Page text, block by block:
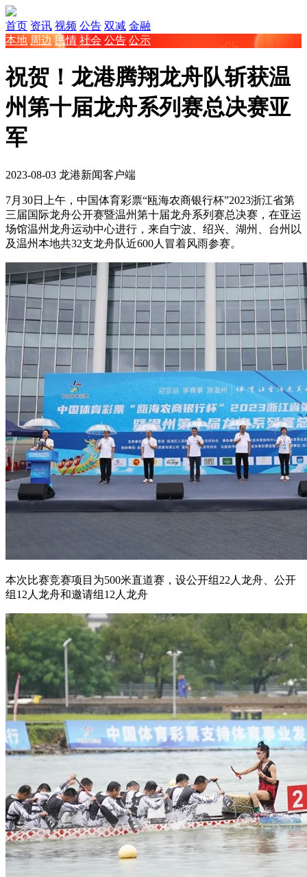
首页 资讯 视频 公告 双减 金融
本地 周边 民情 社会 公告 公示
祝贺！龙港腾翔龙舟队斩获温
州第十届龙舟系列赛总决赛亚
军
2023-08-03 龙港新闻客户端
7月30日上午，中国体育彩票“瓯海农商银行杯”2023浙江省第
三届国际龙舟公开赛暨温州第十届龙舟系列赛总决赛，在亚运
场馆温州龙舟运动中心进行，来自宁波、绍兴、湖州、台州以
及温州本地共32支龙舟队近600人冒着风雨参赛。
本次比赛竞赛项目为500米直道赛，设公开组22人龙舟、公开
组12人龙舟和邀请组12人龙舟